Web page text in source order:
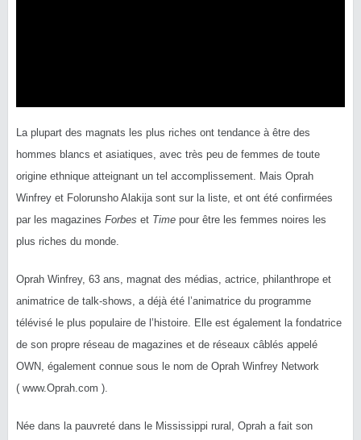
La plupart des magnats les plus riches ont tendance à être des
hommes blancs et asiatiques, avec très peu de femmes de toute
origine ethnique atteignant un tel accomplissement. Mais Oprah
Winfrey et Folorunsho Alakija sont sur la liste, et ont été confirmées
par les magazines Forbes et Time pour être les femmes noires les
plus riches du monde.
Oprah Winfrey, 63 ans, magnat des médias, actrice, philanthrope et
animatrice de talk-shows, a déjà été l’animatrice du programme
télévisé le plus populaire de l’histoire. Elle est également la fondatrice
de son propre réseau de magazines et de réseaux câblés appelé
OWN, également connue sous le nom de Oprah Winfrey Network
( www.Oprah.com ).
Née dans la pauvreté dans le Mississippi rural, Oprah a fait son